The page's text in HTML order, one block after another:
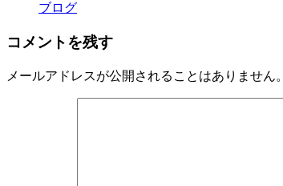
ブログ
コメントを残す
メールアドレスが公開されることはありません。